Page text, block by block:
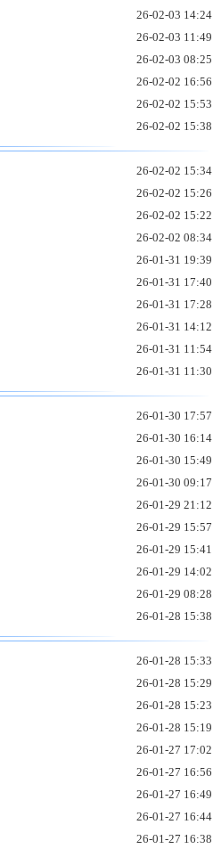
26-02-03 14:24
26-02-03 11:49
26-02-03 08:25
26-02-02 16:56
26-02-02 15:53
26-02-02 15:38
26-02-02 15:34
26-02-02 15:26
26-02-02 15:22
26-02-02 08:34
26-01-31 19:39
26-01-31 17:40
26-01-31 17:28
26-01-31 14:12
26-01-31 11:54
26-01-31 11:30
26-01-30 17:57
26-01-30 16:14
26-01-30 15:49
26-01-30 09:17
26-01-29 21:12
26-01-29 15:57
26-01-29 15:41
26-01-29 14:02
26-01-29 08:28
26-01-28 15:38
26-01-28 15:33
26-01-28 15:29
26-01-28 15:23
26-01-28 15:19
26-01-27 17:02
26-01-27 16:56
26-01-27 16:49
26-01-27 16:44
26-01-27 16:38